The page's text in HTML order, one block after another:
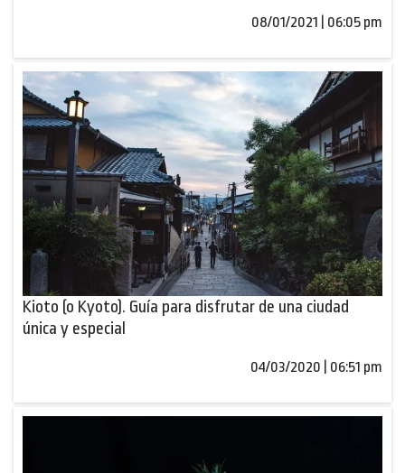
08/01/2021 | 06:05 pm
Kioto (o Kyoto). Guía para disfrutar de una ciudad
única y especial
04/03/2020 | 06:51 pm